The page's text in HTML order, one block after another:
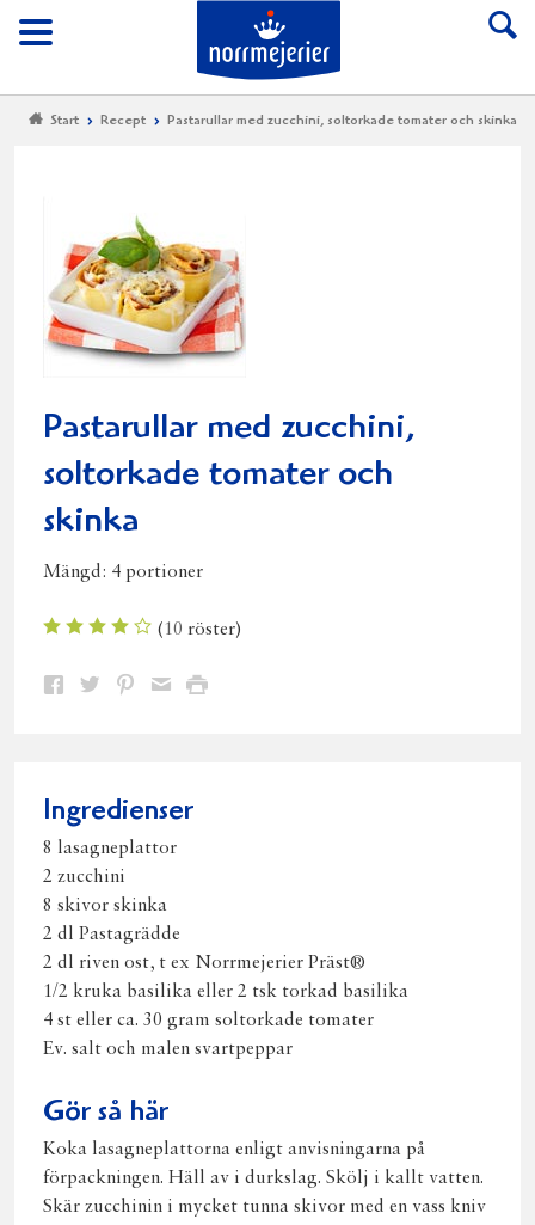
Meny
Till Norrmejerier
Start Recept Pastarullar med zucchini, soltorkade tomater och skinka
Pastarullar med zucchini,
soltorkade tomater och
skinka
Mängd: 4 portioner
(10 röster)
Dela Dela Dela DelaSkriv
Ingredienser
8 lasagneplattor
2 zucchini
8 skivor skinka
2 dl Pastagrädde
2 dl riven ost, t ex Norrmejerier Präst®
1/2 kruka basilika eller 2 tsk torkad basilika
4 st eller ca. 30 gram soltorkade tomater
Ev. salt och malen svartpeppar
Gör så här
Koka lasagneplattorna enligt anvisningarna på
förpackningen. Häll av i durkslag. Skölj i kallt vatten.
Skär zucchinin i mycket tunna skivor med en vass kniv